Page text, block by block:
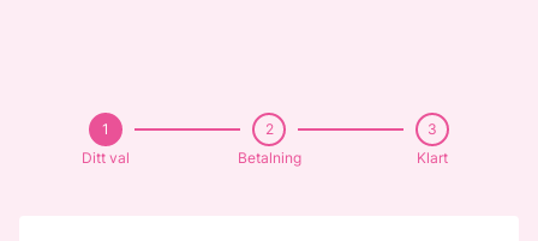
1
Ditt val
2
Betalning
3
Klart